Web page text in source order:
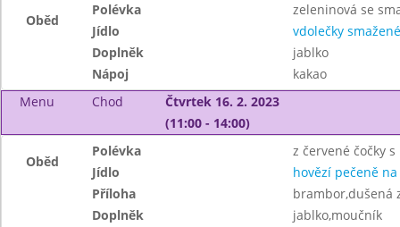
Oběd
Polévka
zeleninová se
Jídlo
vdolečky smažené
Doplněk
jablko
Nápoj
kakao
Menu
Chod
Čtvrtek 16. 2. 2023
(11:00 - 14:00)
Oběd
Polévka
z červené čočky
Jídlo
hovězí pečeně
Příloha
brambor,dušená
Doplněk
jablko,moučník